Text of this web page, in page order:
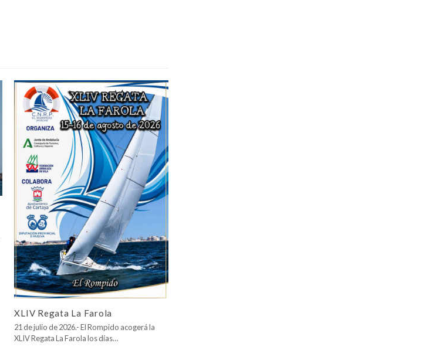
XLIV Regata La Farola
21 de julio de 2026.- El Rompido acogerá la
XLIV Regata La Farola los días…